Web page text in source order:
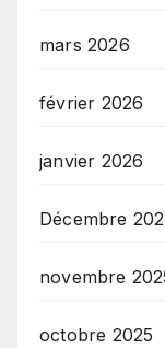
mars 2026
février 2026
janvier 2026
Décembre
novembre
octobre 2025